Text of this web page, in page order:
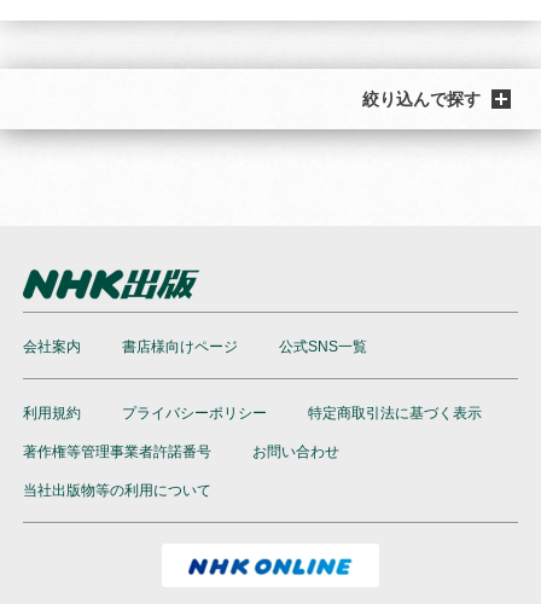
絞り込んで探す
会社案内 書店様向けページ 公式SNS一覧
利用規約 プライバシーポリシー 特定商取引法に基づく表示
著作権等管理事業者許諾番号 お問い合わせ
当社出版物等の利用について